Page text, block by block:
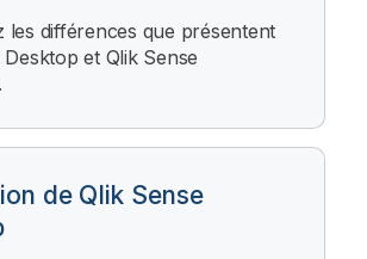
les différences que présentent
Desktop et Qlik Sense
.
de Qlik Sense